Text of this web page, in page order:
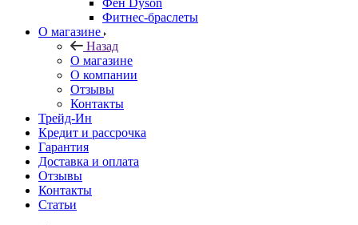
Фен Dyson
Фитнес-браслеты
О магазине
Назад
О магазине
О компании
Отзывы
Контакты
Трейд-Ин
Кредит и рассрочка
Гарантия
Доставка и оплата
Отзывы
Контакты
Статьи